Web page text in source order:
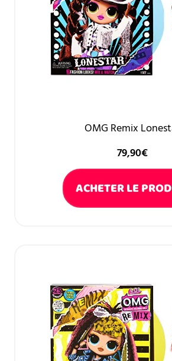
OMG Remix
79,90€
ACHETER LE